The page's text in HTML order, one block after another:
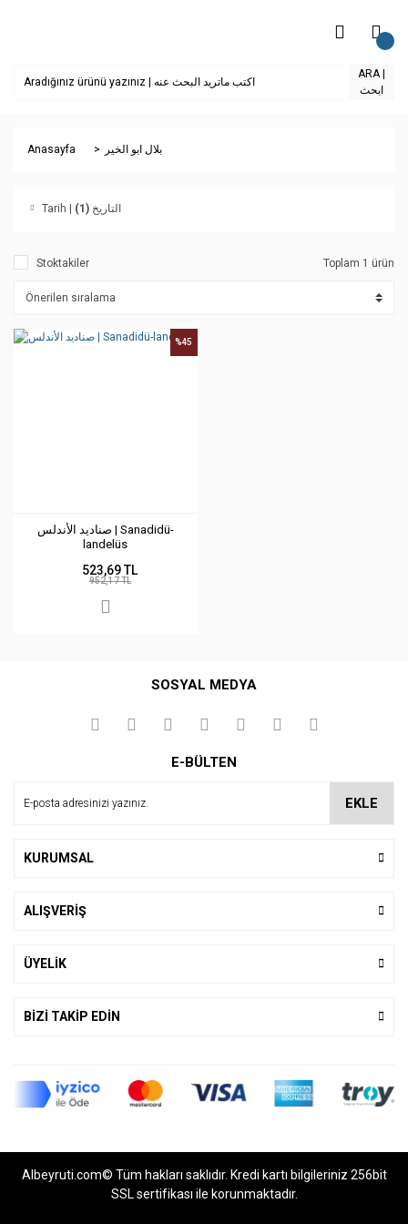
ARA |
ابحث
Anasayfa بلال ابو الخير
Tarih | التاريخ(1)
Stoktakiler Toplam 1 ürün
صناديد الأندلس | Sanadidü-
landelüs
%45
523,69 TL
952,17 TL
SOSYAL MEDYA
E-BÜLTEN
EKLE
KURUMSAL
ALIŞVERİŞ
ÜYELİK
BİZİ TAKİP EDİN
Albeyruti.com© Tüm hakları saklıdır. Kredi kartı bilgileriniz 256bit
SSL sertifikası ile korunmaktadır.